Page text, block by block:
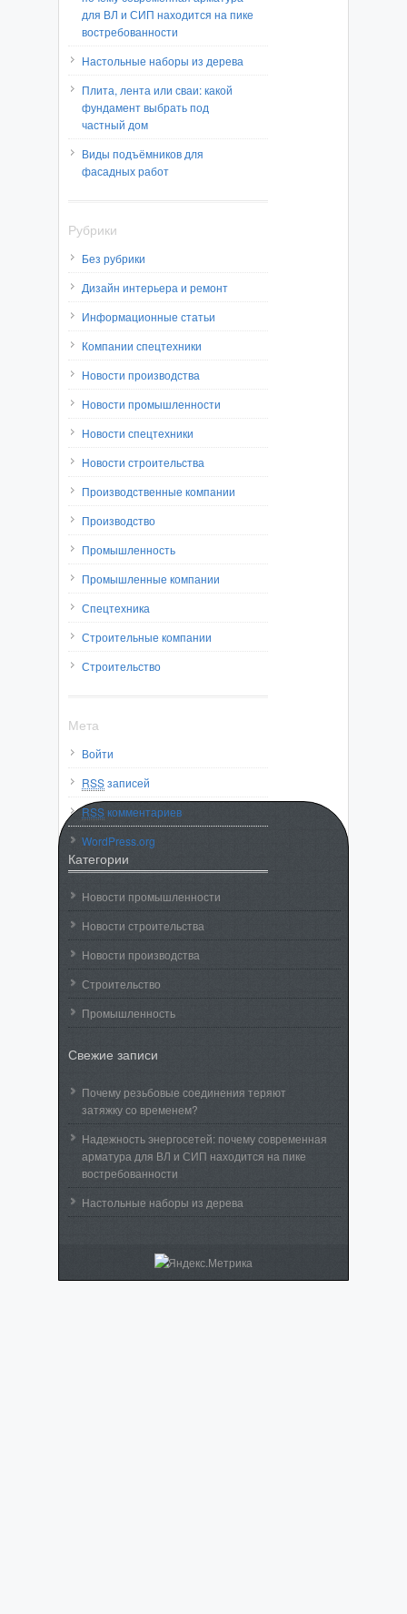
для ВЛ и СИП находится на пике
востребованности
Настольные наборы из дерева
Плита, лента или сваи: какой
фундамент выбрать под
частный дом
Виды подъёмников для
фасадных работ
Рубрики
Без рубрики
Дизайн интерьера и ремонт
Информационные статьи
Компании спецтехники
Новости производства
Новости промышленности
Новости спецтехники
Новости строительства
Производственные компании
Производство
Промышленность
Промышленные компании
Спецтехника
Строительные компании
Строительство
Мета
Войти
RSSзаписей
RSSкомментариев
WordPress.org
Категории
Новости промышленности
Новости строительства
Новости производства
Строительство
Промышленность
Свежие записи
Почему резьбовые соединения теряют
затяжку со временем?
Надежность энергосетей: почему современная
арматура для ВЛ и СИП находится на пике
востребованности
Настольные наборы из дерева